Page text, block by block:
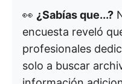
👀 ¿Sabías que...?
encuesta reveló
profesionales
solo a buscar